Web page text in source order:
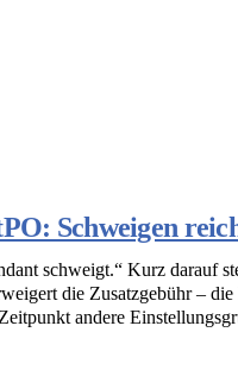
Schweigen
schweigt.“ Kurz darauf
die Zusatzgebühr –
andere